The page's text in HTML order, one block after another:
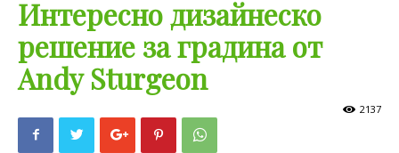
Интересно дизайнеско
решение за градина от
Andy Sturgeon
2137